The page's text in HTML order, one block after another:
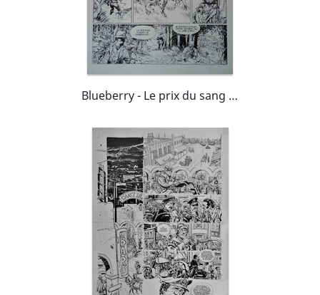
Blueberry - Le prix du sang - Pl.3